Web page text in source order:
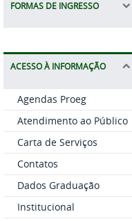
FORMAS DE INGRESSO
ACESSO À INFORMAÇÃO
Agendas Proeg
Atendimento ao Público
Carta de Serviços
Contatos
Dados Graduação
Institucional